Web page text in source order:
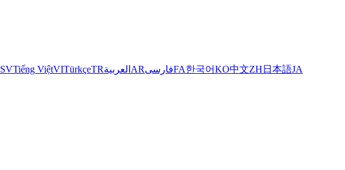
SVTiếng ViệtVITürkçeTRالعربية ARفارسیFA한국어KO中文ZH 日本語JA